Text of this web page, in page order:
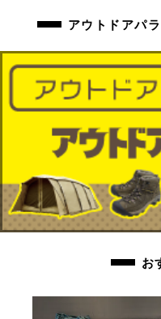
アウトドアパ
お